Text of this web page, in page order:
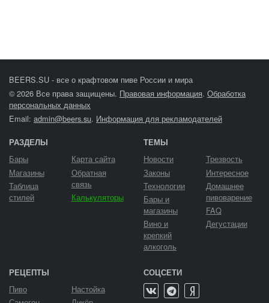
BEERS.SU - все о крафтовом пиве России и мира
© 2026 Все права защищены. Правовая информация. Обработка
персональных данных
Email: admin@beers.su. Информация для рекламодателей
РАЗДЕЛЫ
Бары
Магазины
Таблица
стилей
Карта сайта
Обратная
связь
Калькуляторы
ТЕМЫ
Новости
Законы
Технологии
Бары и
магазины
Вино и
крепкий
алкоголь
Трезвость
Интересное
Домашнее
пивоварение
FAQ
Дегустации
РЕЦЕПТЫ
Пиво
Настойка
СОЦСЕТИ